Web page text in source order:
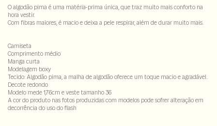
O algodão pima é uma matéria-prima única, que traz muito mais conforto na
hora vestir.
Com fibras maiores, é macio e deixa a pele respirar, além de durar muito mais.
Camiseta
Comprimento médio
Manga curta
Modelagem boxy
Tecido: Algodão pima, a malha de algodão oferece um toque macio e agradável.
Decote redondo
Modelo mede 1,76cm e veste tamanho 36
A cor do produto nas fotos produzidas com modelos pode sofrer alteração em
decorrência do uso do flash